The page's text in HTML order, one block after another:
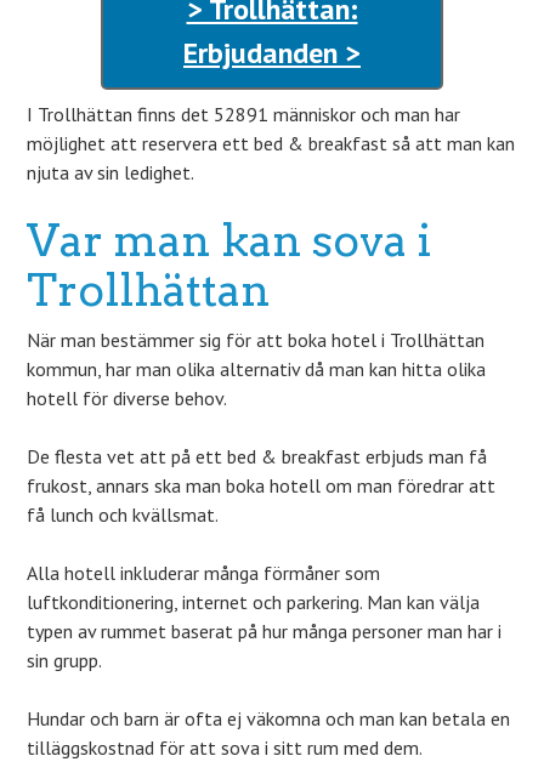
> Trollhättan:
Erbjudanden >
I Trollhättan finns det 52891 människor och man har
möjlighet att reservera ett bed & breakfast så att man kan
njuta av sin ledighet.
Var man kan sova i
Trollhättan
När man bestämmer sig för att boka hotel i Trollhättan
kommun, har man olika alternativ då man kan hitta olika
hotell för diverse behov.
De flesta vet att på ett bed & breakfast erbjuds man få
frukost, annars ska man boka hotell om man föredrar att
få lunch och kvällsmat.
Alla hotell inkluderar många förmåner som
luftkonditionering, internet och parkering. Man kan välja
typen av rummet baserat på hur många personer man har i
sin grupp.
Hundar och barn är ofta ej väkomna och man kan betala en
tilläggskostnad för att sova i sitt rum med dem.